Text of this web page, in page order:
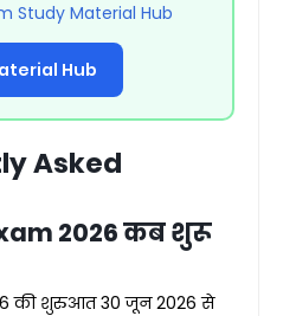
Study Material Hub
Hub
Asked
2026 कब शुरू
की शुरुआत 30 जून 2026 से